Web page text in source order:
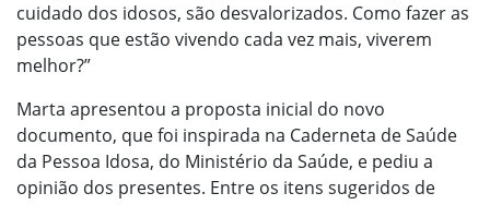
cuidado dos idosos, são desvalorizados. Como fazer as
pessoas que estão vivendo cada vez mais, viverem
melhor?”
Marta apresentou a proposta inicial do novo
documento, que foi inspirada na Caderneta de Saúde
da Pessoa Idosa, do Ministério da Saúde, e pediu a
opinião dos presentes. Entre os itens sugeridos de